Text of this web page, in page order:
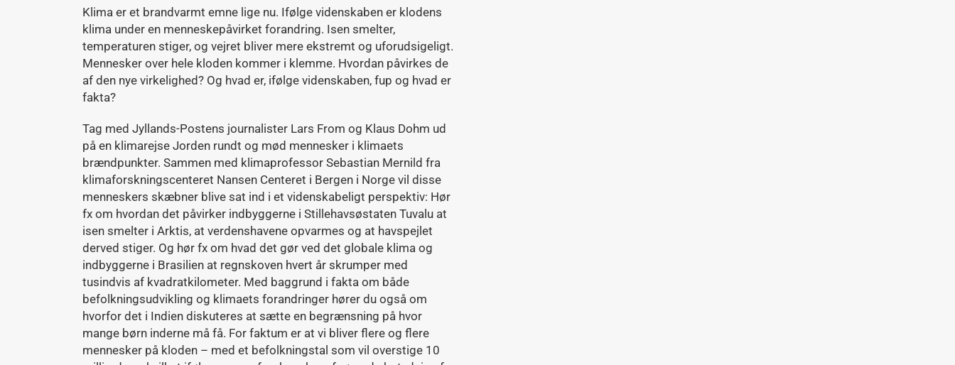
Klima er et brandvarmt emne lige nu. Ifølge videnskaben er klodens
klima under en menneskepåvirket forandring. Isen smelter,
temperaturen stiger, og vejret bliver mere ekstremt og uforudsigeligt.
Mennesker over hele kloden kommer i klemme. Hvordan påvirkes de
af den nye virkelighed? Og hvad er, ifølge videnskaben, fup og hvad er
fakta?
Tag med Jyllands-Postens journalister Lars From og Klaus Dohm ud
på en klimarejse Jorden rundt og mød mennesker i klimaets
brændpunkter. Sammen med klimaprofessor Sebastian Mernild fra
klimaforskningscenteret Nansen Centeret i Bergen i Norge vil disse
menneskers skæbner blive sat ind i et videnskabeligt perspektiv: Hør
fx om hvordan det påvirker indbyggerne i Stillehavsøstaten Tuvalu at
isen smelter i Arktis, at verdenshavene opvarmes og at havspejlet
derved stiger. Og hør fx om hvad det gør ved det globale klima og
indbyggerne i Brasilien at regnskoven hvert år skrumper med
tusindvis af kvadratkilometer. Med baggrund i fakta om både
befolkningsudvikling og klimaets forandringer hører du også om
hvorfor det i Indien diskuteres at sætte en begrænsning på hvor
mange børn inderne må få. For faktum er at vi bliver flere og flere
mennesker på kloden – med et befolkningstal som vil overstige 10